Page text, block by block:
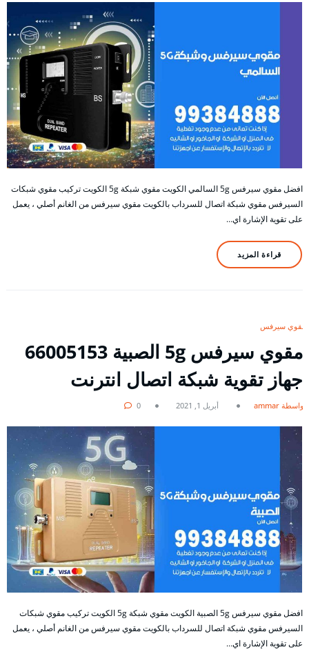
افضل مقوي سيرفس 5g السالمي الكويت مقوي شبكة 5g الكويت تركيب مقوي شبكات
السيرفس مقوي شبكة اتصال للسرداب بالكويت مقوي سيرفس من الغانم أصلي ، يعمل
على تقوية الإشارة اي…
قراءة المزيد
مقوي سيرفس
مقوي سيرفس 5g الصبية 66005153
جهاز تقوية شبكة اتصال انترنت
بواسطة ammar أبريل 1, 2021 0
افضل مقوي سيرفس 5g الصبية الكويت مقوي شبكة 5g الكويت تركيب مقوي شبكات
السيرفس مقوي شبكة اتصال للسرداب بالكويت مقوي سيرفس من الغانم أصلي ، يعمل
على تقوية الإشارة اي…